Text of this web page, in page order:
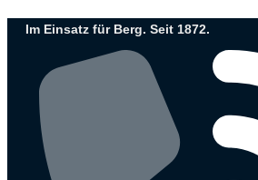
InhaltIm Einsatz für Berg. Seit 1872.